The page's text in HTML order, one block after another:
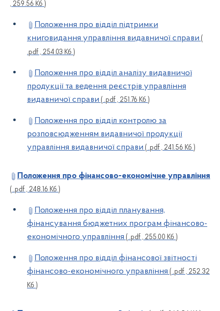
, 259.56 Кб )
Положення про відділ підтримки
книговидання управління видавничої справи (
.pdf , 254.03 Кб )
Положення про відділ аналізу видавничої
продукції та ведення реєстрів управління
видавничої справи ( .pdf , 251.76 Кб )
Положення про відділ контролю за
розповсюдженням видавничої продукції
управління видавничої справи ( .pdf , 241.56 Кб )
Положення про фінансово-економічне управління
( .pdf , 248.16 Кб )
Положення про відділ планування,
фінансування бюджетних програм фінансово-
економічного управління ( .pdf , 255.00 Кб )
Положення про відділ фінансової звітності
фінансово-економічного управління ( .pdf , 252.32
Кб )